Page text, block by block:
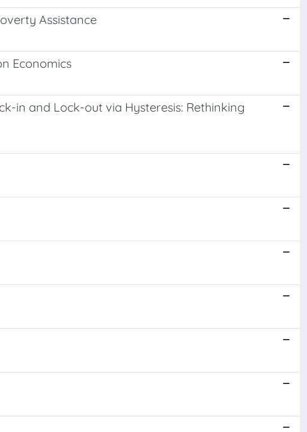
Assistance
Economics
in and Lock-out via Hysteresis: Rethinking